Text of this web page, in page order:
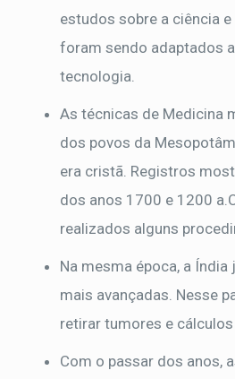
estudos sobre a ciência
foram sendo adaptados
tecnologia.
As técnicas de Medicina
dos povos da
era cristã. Registros
dos anos 1700 e 1200
realizados alguns
Na mesma época, a
mais avançadas. Nesse
retirar tumores e cálculos
Com o passar dos anos,